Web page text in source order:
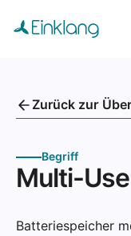
Zurück zur
Begriff
Multi-Use
Batteriespeicher